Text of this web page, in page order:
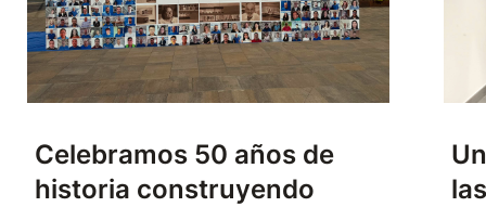
Celebramos 50 años de
historia construyendo